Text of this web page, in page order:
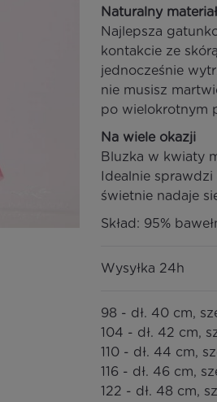
Naturalny materiał
Najlepsza
kontakcie ze
jednocześnie
nie musisz
po wielokrotnym
Na wiele okazji
Bluzka w kwiaty
Idealnie
świetnie nadaje
Skład: 95%
Wysyłka 24h
98 - dł. 40 cm,
104 - dł. 42 cm,
110 - dł. 44 cm,
116 - dł. 46 cm,
122 - dł. 48 cm,